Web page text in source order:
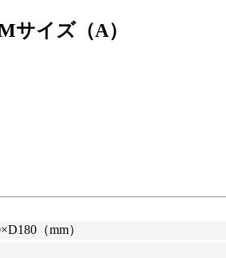
サイズ（A）
（mm）